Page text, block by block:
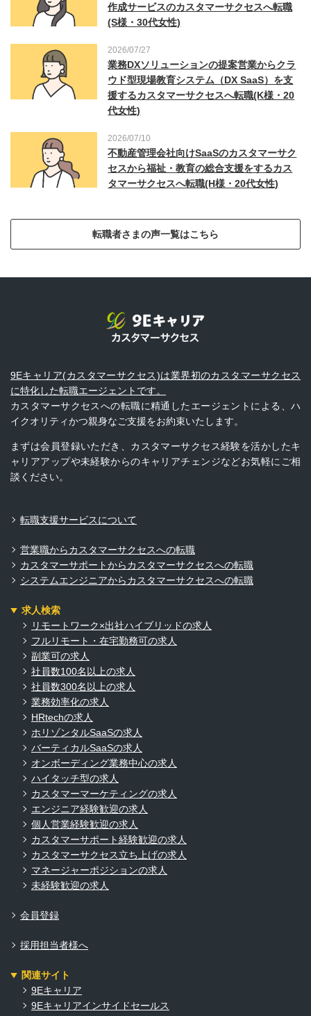
作成サービスのカスタマーサクセスへ転職
(S様・30代女性)
2026/07/27
業務DXソリューションの提案営業からクラ
ウド型現場教育システム（DX SaaS）を支
援するカスタマーサクセスへ転職(K様・20
代女性)
2026/07/10
不動産管理会社向けSaaSのカスタマーサク
セスから福祉・教育の総合支援をするカス
タマーサクセスへ転職(H様・20代女性)
転職者さまの声一覧はこちら
9Eキャリア(カスタマーサクセス)は業界初のカスタマーサクセス
に特化した転職エージェントです。
カスタマーサクセスへの転職に精通したエージェントによる、ハ
イクオリティかつ親身なご支援をお約束いたします。
まずは会員登録いただき、カスタマーサクセス経験を活かしたキ
ャリアアップや未経験からのキャリアチェンジなどお気軽にご相
談ください。
転職支援サービスについて
営業職からカスタマーサクセスへの転職
カスタマーサポートからカスタマーサクセスへの転職
システムエンジニアからカスタマーサクセスへの転職
求人検索
リモートワーク×出社ハイブリッドの求人
フルリモート・在宅勤務可の求人
副業可の求人
社員数100名以上の求人
社員数300名以上の求人
業務効率化の求人
HRtechの求人
ホリゾンタルSaaSの求人
バーティカルSaaSの求人
オンボーディング業務中心の求人
ハイタッチ型の求人
カスタマーマーケティングの求人
エンジニア経験歓迎の求人
個人営業経験歓迎の求人
カスタマーサポート経験歓迎の求人
カスタマーサクセス立ち上げの求人
マネージャーポジションの求人
未経験歓迎の求人
会員登録
採用担当者様へ
関連サイト
9Eキャリア
9Eキャリアインサイドセールス